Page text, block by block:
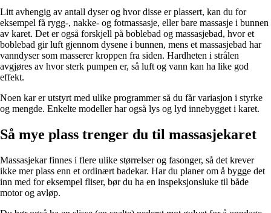
Litt avhengig av antall dyser og hvor disse er plassert, kan du for
eksempel få rygg-, nakke- og fotmassasje, eller bare massasje i bunnen
av karet. Det er også forskjell på boblebad og massasjebad, hvor et
boblebad gir luft gjennom dysene i bunnen, mens et massasjebad har
vanndyser som masserer kroppen fra siden. Hardheten i strålen
avgjøres av hvor sterk pumpen er, så luft og vann kan ha like god
effekt.
Noen kar er utstyrt med ulike programmer så du får variasjon i styrke
og mengde. Enkelte modeller har også lys og lyd innebygget i karet.
Så mye plass trenger du til massasjekaret
Massasjekar finnes i flere ulike størrelser og fasonger, så det krever
ikke mer plass enn et ordinært badekar. Har du planer om å bygge det
inn med for eksempel fliser, bør du ha en inspeksjonsluke til både
motor og avløp.